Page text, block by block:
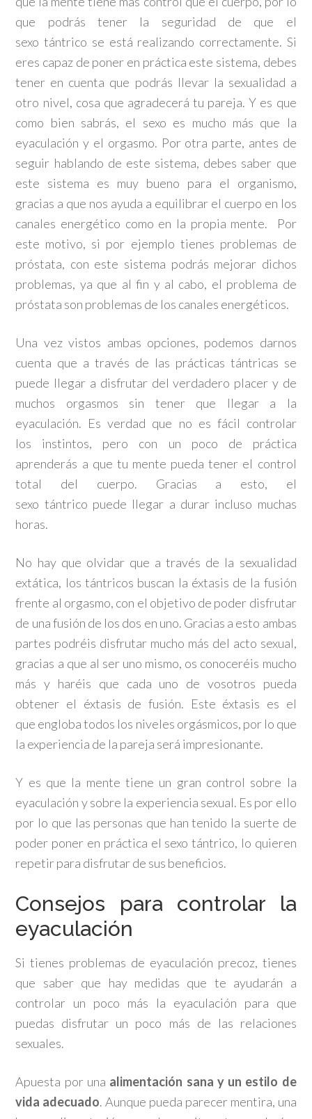
que podrás tener la seguridad de que el
sexo tántrico se está realizando correctamente. Si
eres capaz de poner en práctica este sistema, debes
tener en cuenta que podrás llevar la sexualidad a
otro nivel, cosa que agradecerá tu pareja. Y es que
como bien sabrás, el sexo es mucho más que la
eyaculación y el orgasmo. Por otra parte, antes de
seguir hablando de este sistema, debes saber que
este sistema es muy bueno para el organismo,
gracias a que nos ayuda a equilibrar el cuerpo en los
canales energético como en la propia mente. Por
este motivo, si por ejemplo tienes problemas de
próstata, con este sistema podrás mejorar dichos
problemas, ya que al fin y al cabo, el problema de
próstata son problemas de los canales energéticos.
Una vez vistos ambas opciones, podemos darnos
cuenta que a través de las prácticas tántricas se
puede llegar a disfrutar del verdadero placer y de
muchos orgasmos sin tener que llegar a la
eyaculación. Es verdad que no es fácil controlar
los instintos, pero con un poco de práctica
aprenderás a que tu mente pueda tener el control
total del cuerpo. Gracias a esto, el
sexo tántrico puede llegar a durar incluso muchas
horas.
No hay que olvidar que a través de la sexualidad
extática, los tántricos buscan la éxtasis de la fusión
frente al orgasmo, con el objetivo de poder disfrutar
de una fusión de los dos en uno. Gracias a esto ambas
partes podréis disfrutar mucho más del acto sexual,
gracias a que al ser uno mismo, os conoceréis mucho
más y haréis que cada uno de vosotros pueda
obtener el éxtasis de fusión. Este éxtasis es el
que engloba todos los niveles orgásmicos, por lo que
la experiencia de la pareja será impresionante.
Y es que la mente tiene un gran control sobre la
eyaculación y sobre la experiencia sexual. Es por ello
por lo que las personas que han tenido la suerte de
poder poner en práctica el sexo tántrico, lo quieren
repetir para disfrutar de sus beneficios.
Consejos para controlar la
eyaculación
Si tienes problemas de eyaculación precoz, tienes
que saber que hay medidas que te ayudarán a
controlar un poco más la eyaculación para que
puedas disfrutar un poco más de las relaciones
sexuales.
Apuesta por una alimentación sana y un estilo de
vida adecuado. Aunque pueda parecer mentira, una